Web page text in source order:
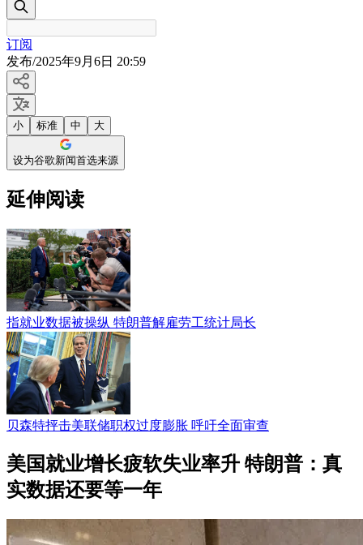
订阅
发布/2025年9月6日 20:59
小 标准 中 大
设为谷歌新闻首选来源
延伸阅读
指就业数据被操纵 特朗普解雇劳工统计局长
贝森特抨击美联储职权过度膨胀 呼吁全面审查
美国就业增长疲软失业率升 特朗普：真
实数据还要等一年